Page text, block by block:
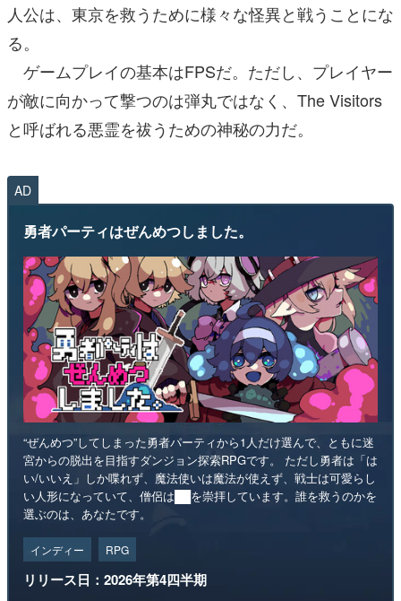
人公は、東京を救うために様々な怪異と戦うことにな
る。
ゲームプレイの基本はFPSだ。ただし、プレイヤー
が敵に向かって撃つのは弾丸ではなく、The Visitors
と呼ばれる悪霊を祓うための神秘の力だ。
AD
勇者パーティはぜんめつしました。
“ぜんめつ”してしまった勇者パーティから1人だけ選んで、ともに迷
宮からの脱出を目指すダンジョン探索RPGです。 ただし勇者は「は
い/いいえ」しか喋れず、魔法使いは魔法が使えず、戦士は可愛らし
い人形になっていて、僧侶は██を崇拝しています。誰を救うのかを
選ぶのは、あなたです。
インディー RPG
リリース日：2026年第4四半期